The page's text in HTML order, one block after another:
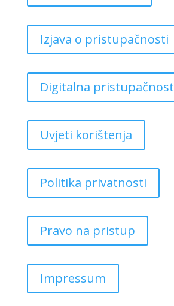
Izjava o pristupačnosti
Digitalna pristupačnost
Uvjeti korištenja
Politika privatnosti
Pravo na pristup
Impressum